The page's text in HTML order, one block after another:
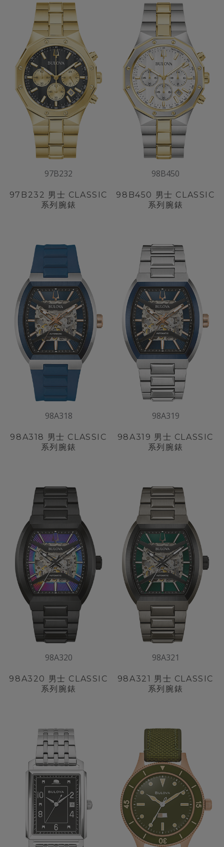
97B232
97B232 男士 CLASSIC
系列腕錶
98B450
98B450 男士 CLASSIC
系列腕錶
98A318
98A318 男士 CLASSIC
系列腕錶
98A319
98A319 男士 CLASSIC
系列腕錶
98A320
98A320 男士 CLASSIC
系列腕錶
98A321
98A321
男士 CLASSIC
系列腕錶